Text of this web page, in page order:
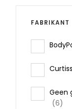
FABRIKANT
Geen
6